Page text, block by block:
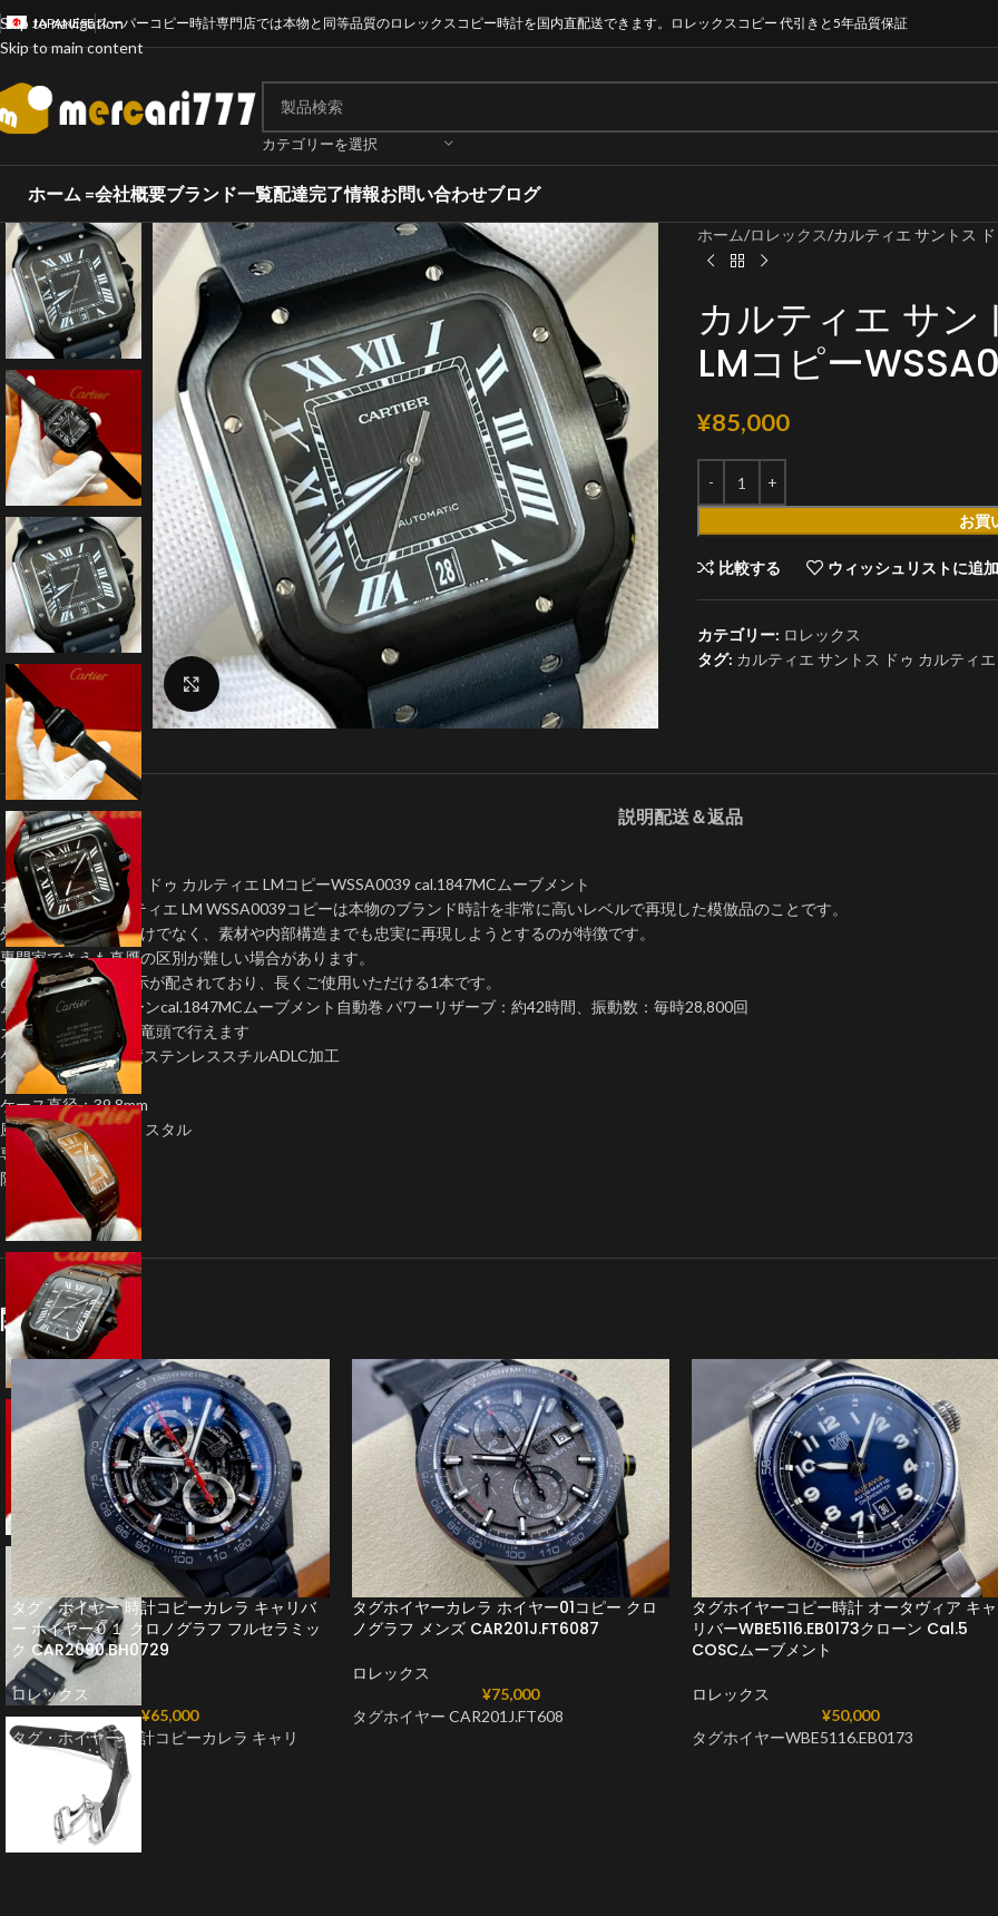
Skip to navigation
Skip to main content
JAPANESEスーパーコピー時計専門店では本物と同等品質のロレックスコピー時計を国内直配送できます。ロレックスコピー 代引きと5年品質保証
カテゴリーを選択
ホーム =会社概要ブランド一覧配達完了情報お問い合わせブログ
クリックで拡大
ホーム ロレックス カルティエ サントス
カルティエ サ
LMコピー
¥85,000
お買
比較する ウィッシュリストに追
カテゴリー: ロレックス
タグ: カルティエ サントス ドゥ カルティ
説明配送＆返品
カルティエ サントス ドゥ カルティエ LMコピーWSSA0039 cal.1847MCムーブメント
サントス ドゥ カルティエ LM WSSA0039コピーは本物のブランド時計を非常に高いレベルで再現した模倣品のことです。
外見上のデザインだけでなく、素材や内部構造までも忠実に再現しようとするのが特徴です。
専門家でさえも真贋の区別が難しい場合があります。
6時位置には日付表示が配されており、長くご使用いただける1本です。
ムーブメント:クローンcal.1847MCムーブメント自動巻 パワーリザーブ：約42時間、振動数：毎時28,800回
カレンダー早送りは竜頭で行えます
ケース：904L高強度ステンレススチルADLC加工
ベルト：ラバー
ケース直径：39.8mm
風防:サファイヤクリスタル
専用バックル搭載
防水：10気圧防水
関連商品
タグ・ホイヤー 時計コピーカレラ キャリバ
ー ホイヤー０１ クロノグラフ フルセラミッ
ク CAR2090.BH0729
ロレックス
¥65,000
タグ・ホイヤー 時計コピーカレラ キャリ
タグホイヤーカレラ ホイヤー01コピー クロ
ノグラフ メンズ CAR201J.FT6087
ロレックス
¥75,000
タグホイヤー CAR201J.FT608
タグホイヤーコピー時計 オータヴィア キャ
リバーWBE5116.EB0173クローン Cal.5
COSCムーブメント
ロレックス
¥50,000
タグホイヤーWBE5116.EB0173